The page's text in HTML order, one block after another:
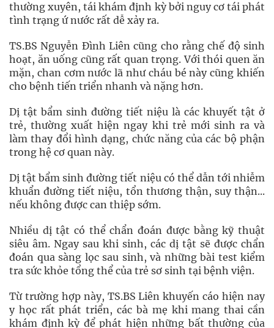
thường xuyên, tái khám định kỳ bởi nguy cơ tái phát
tình trạng ứ nước rất dễ xảy ra.
TS.BS Nguyễn Đình Liên cũng cho rằng chế độ sinh
hoạt, ăn uống cũng rất quan trọng. Với thói quen ăn
mặn, chan cơm nước lã như cháu bé này cũng khiến
cho bệnh tiến triển nhanh và nặng hơn.
Dị tật bẩm sinh đường tiết niệu là các khuyết tật ở
trẻ, thường xuất hiện ngay khi trẻ mới sinh ra và
làm thay đổi hình dạng, chức năng của các bộ phận
trong hệ cơ quan này.
Dị tật bẩm sinh đường tiết niệu có thể dẫn tới nhiễm
khuẩn đường tiết niệu, tổn thương thận, suy thận...
nếu không được can thiệp sớm.
Nhiều dị tật có thể chẩn đoán được bằng kỹ thuật
siêu âm. Ngay sau khi sinh, các dị tật sẽ được chẩn
đoán qua sàng lọc sau sinh, và những bài test kiểm
tra sức khỏe tổng thể của trẻ sơ sinh tại bệnh viện.
Từ trường hợp này, TS.BS Liên khuyến cáo hiện nay
y học rất phát triển, các bà mẹ khi mang thai cần
khám định kỳ để phát hiện những bất thường của